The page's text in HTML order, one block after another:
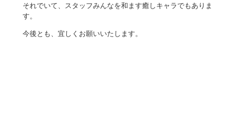
それでいて、スタッフみんなを和ます癒しキャラでもありま
す。
今後とも、宜しくお願いいたします。